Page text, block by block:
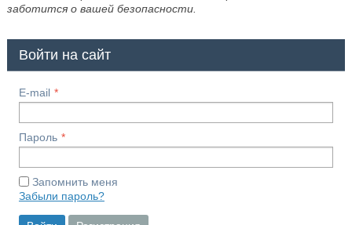
заботится о вашей безопасности.
Войти на сайт
E-mail
Пароль
Запомнить меня
Забыли пароль?